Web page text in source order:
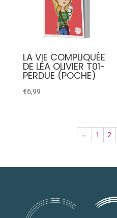
LA VIE COMPLIQUÉE
DE LÉA OLIVIER T01-
PERDUE (POCHE)
€6,99
← 1 2